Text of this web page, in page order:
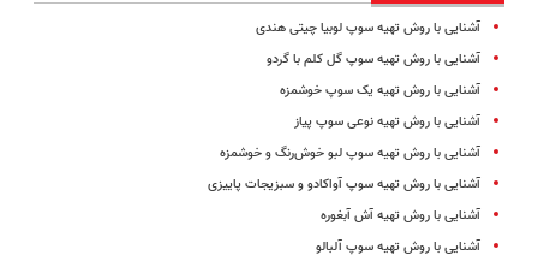
آشنایی با روش تهیه سوپ لوبیا چیتی هندی
آشنایی با روش تهیه سوپ گل کلم با گردو
آشنایی با روش تهیه یک سوپ خوشمزه
آشنایی با روش تهیه نوعی سوپ پیاز
آشنایی با روش تهیه سوپ لبو خوش‌رنگ و خوشمزه
آشنایی با روش تهیه سوپ آواکادو و سبزیجات پاییزی
آشنایی با روش تهیه آش آبغوره
آشنایی با روش تهیه سوپ آلبالو